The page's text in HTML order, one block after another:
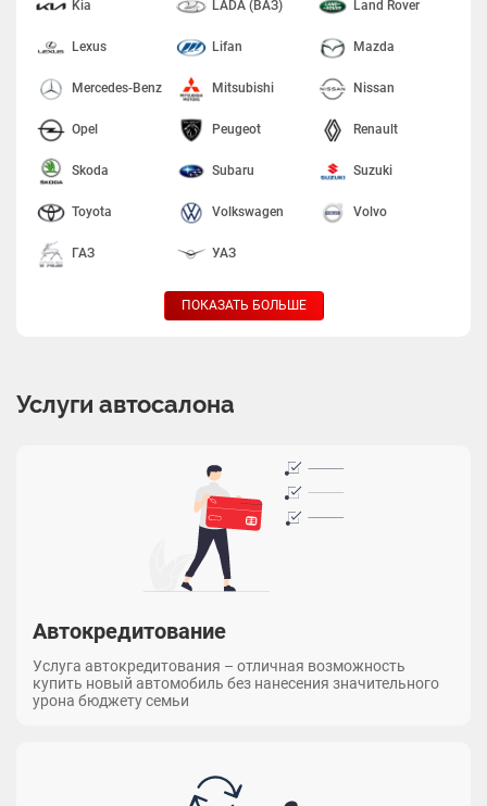
Kia LADA (ВАЗ) Land Rover
Lexus Lifan Mazda
Mercedes-Benz Mitsubishi Nissan
Opel Peugeot Renault
Skoda Subaru Suzuki
Toyota Volkswagen Volvo
ГАЗ УАЗ
ПОКАЗАТЬ БОЛЬШЕ
Услуги автосалона
Автокредитование
Услуга автокредитования – отличная возможность
купить новый автомобиль без нанесения значительного
урона бюджету семьи